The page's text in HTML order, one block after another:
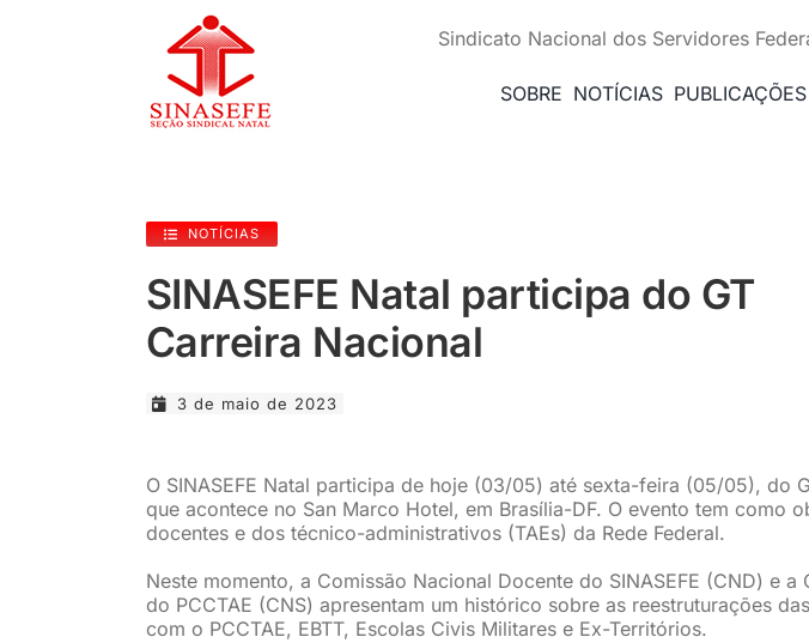
Sindicato Nacional dos Servidores
SOBRE NOTÍCIAS PUBLICAÇÕES
NOTÍCIAS
SINASEFE Natal participa do GT
Carreira Nacional
3 de maio de 2023
O SINASEFE Natal participa de hoje (03/05) até sexta-feira (05/05), do
que acontece no San Marco Hotel, em Brasília-DF. O evento tem como
docentes e dos técnico-administrativos (TAEs) da Rede Federal.
Neste momento, a Comissão Nacional Docente do SINASEFE (CND) e
do PCCTAE (CNS) apresentam um histórico sobre as reestruturações
com o PCCTAE, EBTT, Escolas Civis Militares e Ex-Territórios.